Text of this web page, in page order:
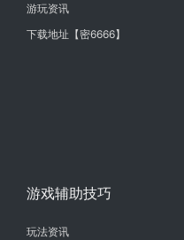
游玩资讯
下载地址【密6666】
游戏辅助技巧
玩法资讯